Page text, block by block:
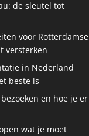
de sleutel tot
voor Rotterdamse
versterken
in Nederland
beste is
en hoe je er
wat je moet